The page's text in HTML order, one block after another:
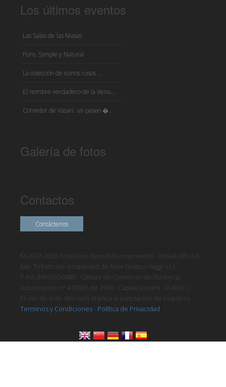
Los últimos eventos
Las Salas de las Musas
Puro, Simple y Natural
La colección de iconos rusos ...
El nombre verdadero de la Venu...
Corredor de Vasari: un paseo �...
Galería de fotos
Contactos
Contáctenos
© 2007-2026 Todos los derechos reservados - Virtual Uffizi &
Italy Tickets son propiedad de New Globus Viaggi s.r.l.
P.IVA 04690350485 - Cámara de Comercio de Florencia,
autorización n° 470865 de 1996 - Capital social € 10.400 i.v.
El uso de este sitio web implica la aceptación de nuestros
Terminos y Condiciones
Política de Privacidad